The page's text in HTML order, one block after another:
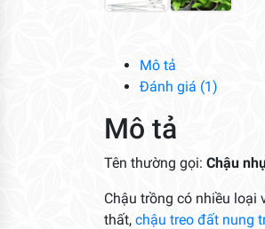
Mô tả
Đánh giá (1)
Mô tả
Tên thường gọi: Chậu
Chậu trồng có nhiều loại
thất, chậu treo đất nung